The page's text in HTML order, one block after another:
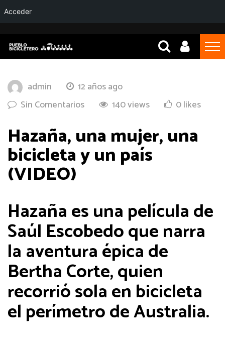
admin
12 años ago
Sin Comentarios
140 views 0 likes
Hazaña, una mujer, una
bicicleta y un país
(VIDEO)
Hazaña es una película de
Saúl Escobedo que narra
la aventura épica de
Bertha Corte, quien
recorrió sola en bicicleta
el perímetro de Australia.
Acceder